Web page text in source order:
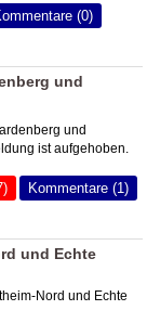
(0)
und
und
ist aufgehoben.
Kommentare (1)
und Echte
Nord und Echte